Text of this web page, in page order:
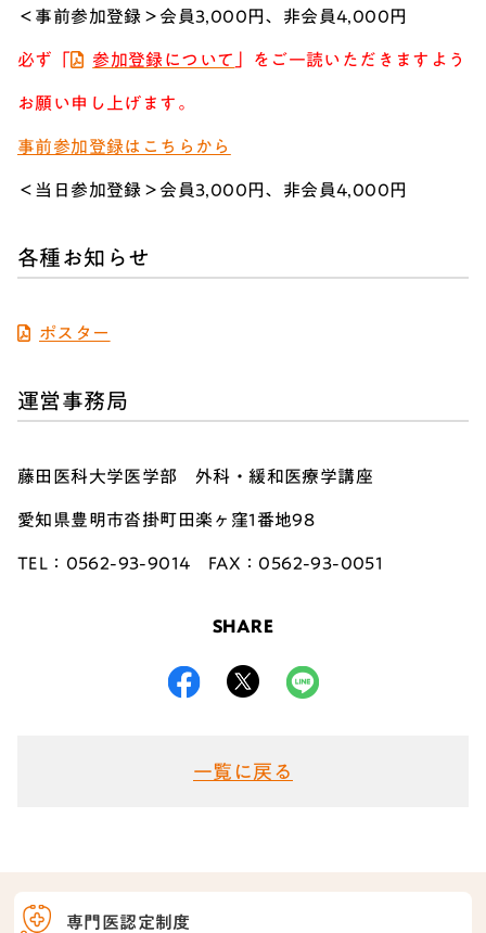
専門医認定制度
＜事前参加登録＞会員3,000円、非会員4,000円
必ず「 参加登録について 」をご一読いただきますよう
お願い申し上げます。
事前参加登録はこちらから
＜当日参加登録＞会員3,000円、非会員4,000円
各種お知らせ
ポスター
運営事務局
藤田医科大学医学部 外科・緩和医療学講座
愛知県豊明市沓掛町田楽ヶ窪1番地98
TEL：0562-93-9014 FAX：0562-93-0051
SHARE
一覧に戻る